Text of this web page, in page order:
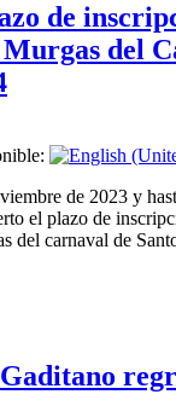
de
del
de 2023 y
el plazo de
del carnaval de